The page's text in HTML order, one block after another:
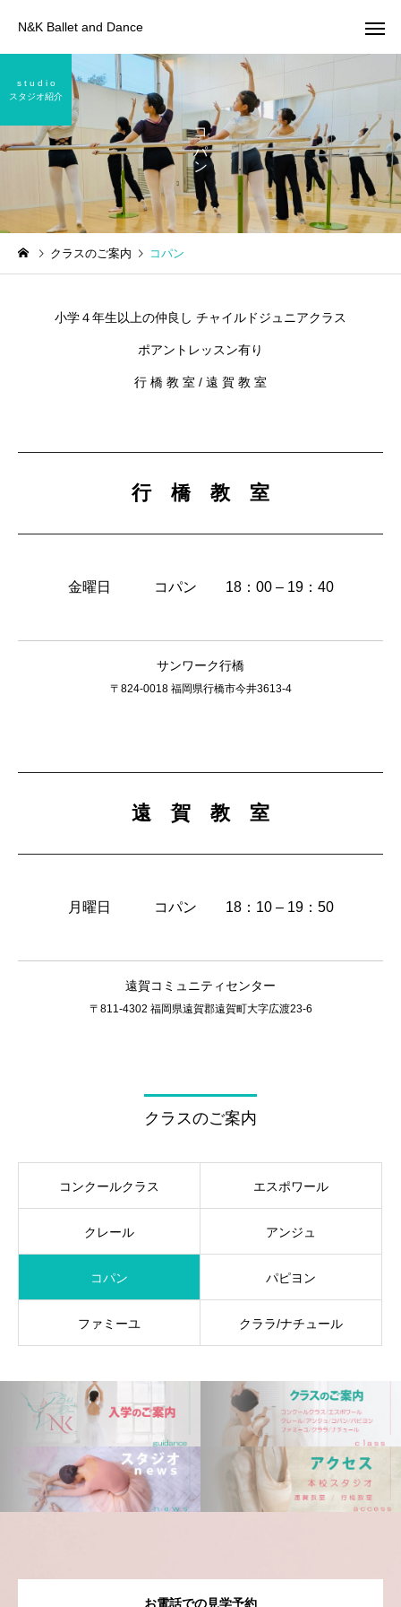
N&K Ballet and Dance
コンクールクラス
2026
第14回NBA福岡バレエコン
2026
第39回こうべ全国洋舞
コパン
s t u d i o
スタジオ紹介
クラスのご案内 コパン
小学４年生以上の仲良し チャイルドジュニアクラス
ポアントレッスン有り
行 橋 教 室 / 遠 賀 教 室
行 橋 教 室
金曜日 コパン 18：00 – 19：40
サンワーク行橋
〒824-0018 福岡県行橋市今井3613-4
遠 賀 教 室
月曜日 コパン 18：10 – 19：50
遠賀コミュニティセンター
〒811-4302 福岡県遠賀郡遠賀町大字広渡23-6
クラスのご案内
コンクールクラス エスポワール
クレール アンジュ
コパン パピヨン
ファミーユ クララ/ナチュール
お電話での見学予約